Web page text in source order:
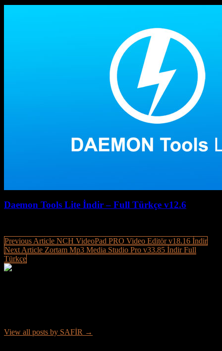
Daemon Tools Lite İndir – Full Türkçe v12.6
Post
navigation
Previous Article NCH VideoPad PRO Video Editör v18.16 İndir
Next Article Zortam Mp3 Media Studio Pro v33.85 İndir Full
Türkçe
View all posts by SAFİR →